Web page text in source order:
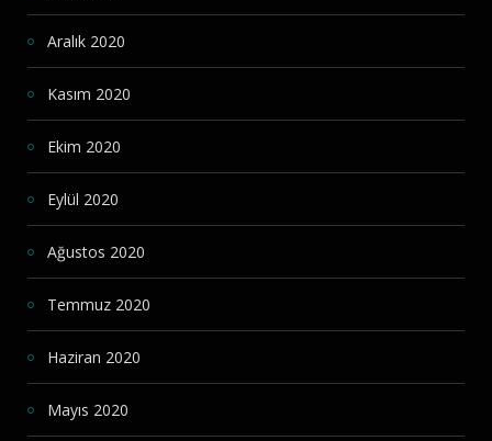
Aralık 2020
Kasım 2020
Ekim 2020
Eylül 2020
Ağustos 2020
Temmuz 2020
Haziran 2020
Mayıs 2020